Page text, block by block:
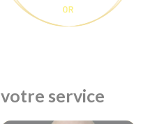
votre service